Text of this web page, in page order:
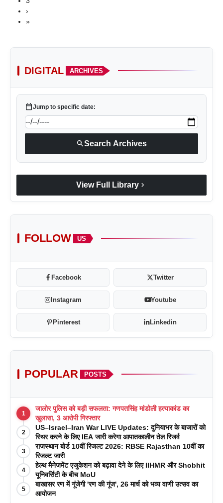
›
»
DIGITAL ARCHIVES
calendar_todayJump to specific date:
searchSearch Archives
View Full Library chevron_right
FOLLOW US
Facebook Twitter
Instagram Youtube
Pinterest Linkedin
POPULAR POSTS
1
जालोर पुलिस को बड़ी सफलता: गणपतसिंह मांडोली हत्याकांड का
खुलासा, 3 आरोपी गिरफ्तार
2
US–Israel–Iran War LIVE Updates: दुनियाभर के बाजारों को
स्थिर करने के लिए IEA जारी करेगा आपातकालीन तेल रिजर्व
3
राजस्थान बोर्ड 10वीं रिजल्ट 2026: RBSE Rajasthan 10वीं का
रिजल्ट जारी
4
हेल्थ मैनेजमेंट एजुकेशन को बढ़ावा देने के लिए IIHMR और Shobhit
यूनिवर्सिटी के बीच MoU
5
बाखासर रण में गूंजेगी 'रण की गूंज', 26 मार्च को भव्य वाणी उत्सव का
आयोजन